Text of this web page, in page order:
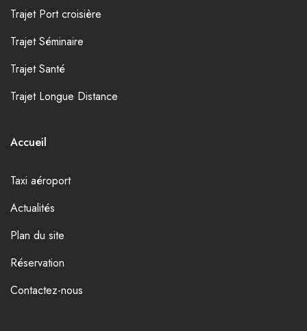
Trajet Port croisière
Trajet Séminaire
Trajet Santé
Trajet Longue Distance
Accueil
Taxi aéroport
Actualités
Plan du site
Réservation
Contactez-nous